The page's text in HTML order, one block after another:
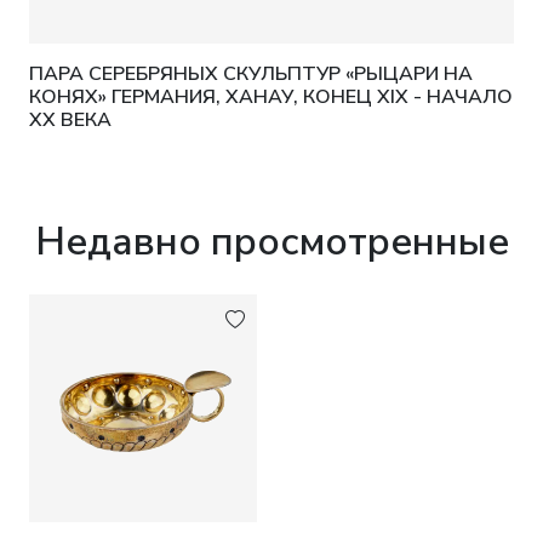
ПАРА СЕРЕБРЯНЫХ СКУЛЬПТУР «РЫЦАРИ НА
КОНЯХ» ГЕРМАНИЯ, ХАНАУ, КОНЕЦ XIX - НАЧАЛО
XX ВЕКА
Недавно просмотренные